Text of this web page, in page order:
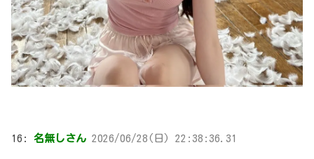
16: 名無しさん 2026/06/28(日) 22:38:36.31